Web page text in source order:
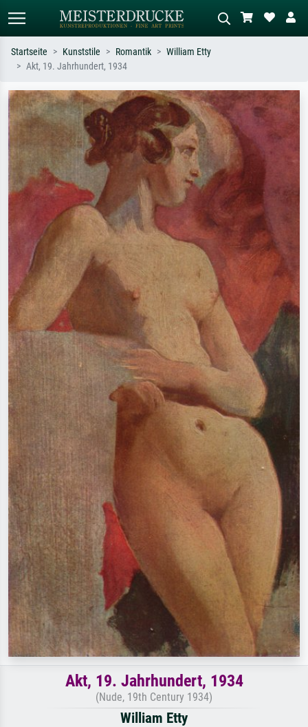
Suchen Sie nach Künstlern, Werktiteln
oder Stilen – z.B. Monet,
Sternennacht, Impressionismus, Welle
Hokusai, Akt.
Beschreiben Sie die Szene – z.B. Grüne
Wiese, Abstrakt mit viel Rot, Dunkles
Ölgemälde, Stehender Akt neben einem
Baum.
Startseite Kunststile Romantik
William Etty
Akt, 19. Jahrhundert, 1934
Akt, 19. Jahrhundert, 1934
(Nude, 19th Century 1934)
William Etty